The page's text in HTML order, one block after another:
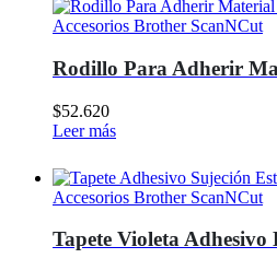
Accesorios Brother ScanNCut
Rodillo Para Adherir
$52.620
Leer más
Accesorios Brother ScanNCut
Tapete Violeta Adhesivo